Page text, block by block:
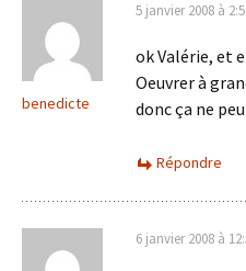
benedicte
5 janvier 2008 à
ok Valérie, et
Oeuvrer à
donc ça ne
Répondre
6 janvier 2008 à